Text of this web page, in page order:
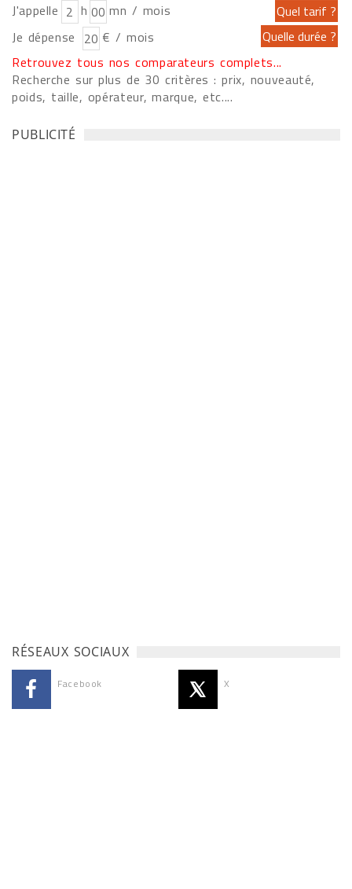
J'appelle h
mn / mois
Je dépense
€ / mois
Retrouvez tous nos comparateurs complets...
Recherche sur plus de 30 critères : prix, nouveauté,
poids, taille, opérateur, marque, etc....
PUBLICITÉ
RÉSEAUX SOCIAUX
Facebook X